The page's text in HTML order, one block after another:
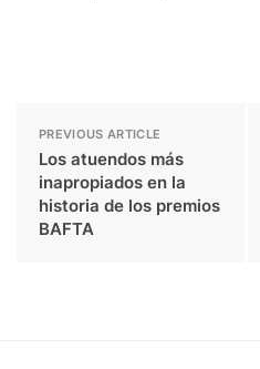
PREVIOUS ARTICLE
Los atuendos más
inapropiados en la
historia de los premios
BAFTA